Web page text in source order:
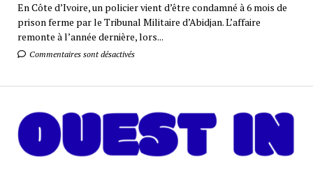
En Côte d’Ivoire, un policier vient d’être condamné à 6 mois de
prison ferme par le Tribunal Militaire d’Abidjan. L’affaire
remonte à l’année dernière, lors...
Commentaires sont désactivés